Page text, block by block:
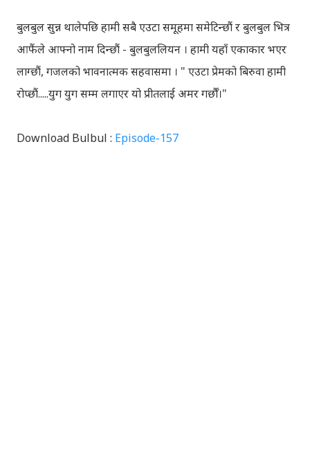
बुलबुल सुन्न थालेपछि हामी सबै एउटा समूहमा समेटिन्छौं र बुलबुल भित्र
आफैंले आफ्‍नो नाम दिन्छौं - बुलबुललियन । हामी यहाँ एकाकार भएर
लाग्छौं, गजलको भावनात्मक सहवासमा । " एउटा प्रेमको बिरुवा हामी
रोप्छौं.....युग युग सम्म लगाएर यो प्रीतलाई अमर गर्छौँ।"
Download Bulbul : Episode-157